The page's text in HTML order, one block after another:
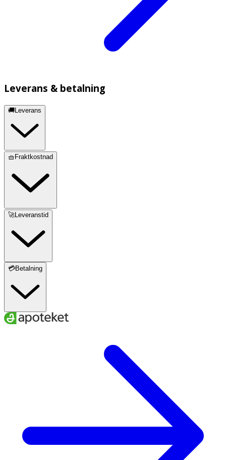
Leverans & betalning
🚚Leverans
🧺Fraktkostnad
🚀Leveranstid
💳Betalning